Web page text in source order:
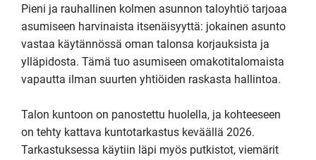
Pieni ja rauhallinen kolmen asunnon taloyhtiö tarjoaa
asumiseen harvinaista itsenäisyyttä: jokainen asunto
vastaa käytännössä oman talonsa korjauksista ja
ylläpidosta. Tämä tuo asumiseen omakotitalomaista
vapautta ilman suurten yhtiöiden raskasta hallintoa.
Talon kuntoon on panostettu huolella, ja kohteeseen
on tehty kattava kuntotarkastus keväällä 2026.
Tarkastuksessa käytiin läpi myös putkistot, viemärit